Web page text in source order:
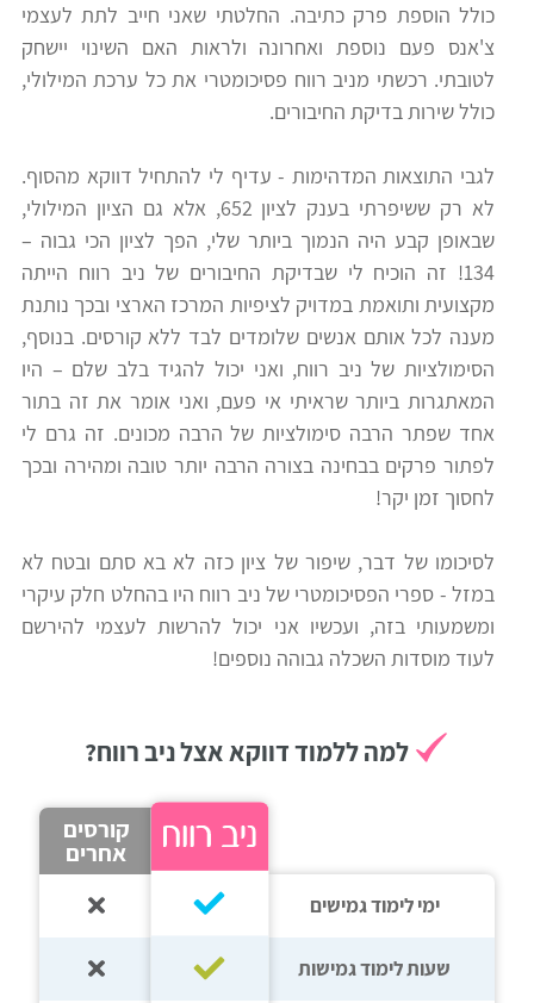
קורסי
פסיכומטרי
ממליצים
הכנה
למבחני
מיון
לעבודה
ניב
רווח
חיפוש
לימודים
כולל הוספת פרק כתיבה. החלטתי שאני חייב לתת לעצמי
צ'אנס פעם נוספת ואחרונה ולראות האם השינוי יישחק
לטובתי. רכשתי מניב רווח פסיכומטרי את כל ערכת המילולי,
כולל שירות בדיקת החיבורים.
לגבי התוצאות המדהימות - עדיף לי להתחיל דווקא מהסוף.
לא רק ששיפרתי בענק לציון 652, אלא גם הציון המילולי,
שבאופן קבע היה הנמוך ביותר שלי, הפך לציון הכי גבוה –
134! זה הוכיח לי שבדיקת החיבורים של ניב רווח הייתה
מקצועית ותואמת במדויק לציפיות המרכז הארצי ובכך נותנת
מענה לכל אותם אנשים שלומדים לבד ללא קורסים. בנוסף,
הסימולציות של ניב רווח, ואני יכול להגיד בלב שלם – היו
המאתגרות ביותר שראיתי אי פעם, ואני אומר את זה בתור
אחד שפתר הרבה סימולציות של הרבה מכונים. זה גרם לי
לפתור פרקים בבחינה בצורה הרבה יותר טובה ומהירה ובכך
לחסוך זמן יקר!
לסיכומו של דבר, שיפור של ציון כזה לא בא סתם ובטח לא
במזל - ספרי הפסיכומטרי של ניב רווח היו בהחלט חלק עיקרי
ומשמעותי בזה, ועכשיו אני יכול להרשות לעצמי להירשם
לעוד מוסדות השכלה גבוהה נוספים!
למה ללמוד דווקא אצל ניב רווח?
ימי לימוד גמישים
שעות לימוד גמישות
קורסים
אחרים